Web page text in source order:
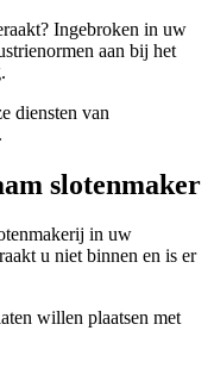
Ingebroken in uw
aan bij het
diensten van
slotenmaker
in uw
u niet binnen en is er
willen plaatsen met